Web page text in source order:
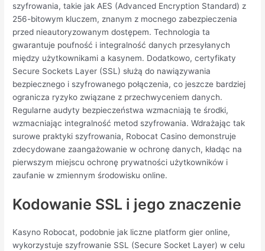
szyfrowania, takie jak AES (Advanced Encryption Standard) z
256-bitowym kluczem, znanym z mocnego zabezpieczenia
przed nieautoryzowanym dostępem. Technologia ta
gwarantuje poufność i integralność danych przesyłanych
między użytkownikami a kasynem. Dodatkowo, certyfikaty
Secure Sockets Layer (SSL) służą do nawiązywania
bezpiecznego i szyfrowanego połączenia, co jeszcze bardziej
ogranicza ryzyko związane z przechwyceniem danych.
Regularne audyty bezpieczeństwa wzmacniają te środki,
wzmacniając integralność metod szyfrowania. Wdrażając tak
surowe praktyki szyfrowania, Robocat Casino demonstruje
zdecydowane zaangażowanie w ochronę danych, kładąc na
pierwszym miejscu ochronę prywatności użytkowników i
zaufanie w zmiennym środowisku online.
Kodowanie SSL i jego znaczenie
Kasyno Robocat, podobnie jak liczne platform gier online,
wykorzystuje szyfrowanie SSL (Secure Socket Layer) w celu